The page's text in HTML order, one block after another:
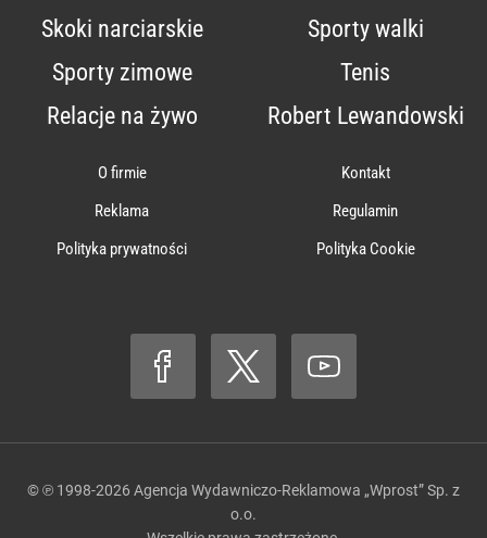
Skoki narciarskie
Sporty walki
Sporty zimowe
Tenis
Relacje na żywo
Robert Lewandowski
O firmie
Kontakt
Reklama
Regulamin
Polityka prywatności
Polityka Cookie
© ℗ 1998-2026 Agencja Wydawniczo-Reklamowa „Wprost” Sp. z
o.o.